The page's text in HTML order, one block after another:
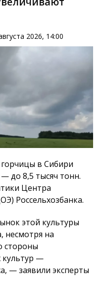
2026, 14:00
в Сибири
до 8,5 тысяч тонн.
Центра
Россельхозбанка.
этой культуры
несмотря на
стороны
—
— заявили эксперты